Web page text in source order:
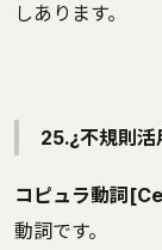
しあります。
25.¿不規則活
コピュラ動詞
動詞です。